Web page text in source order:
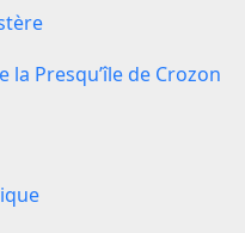
Presqu’île de Crozon